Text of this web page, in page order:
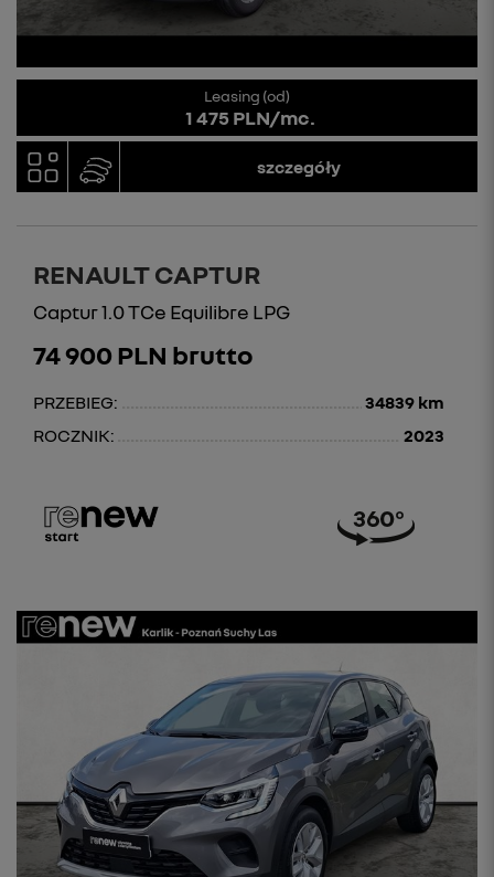
Leasing (od)
1 475 PLN/mc.
szczegóły
RENAULT CAPTUR
Captur 1.0 TCe Equilibre LPG
74 900 PLN brutto
PRZEBIEG:
34839 km
ROCZNIK:
2023